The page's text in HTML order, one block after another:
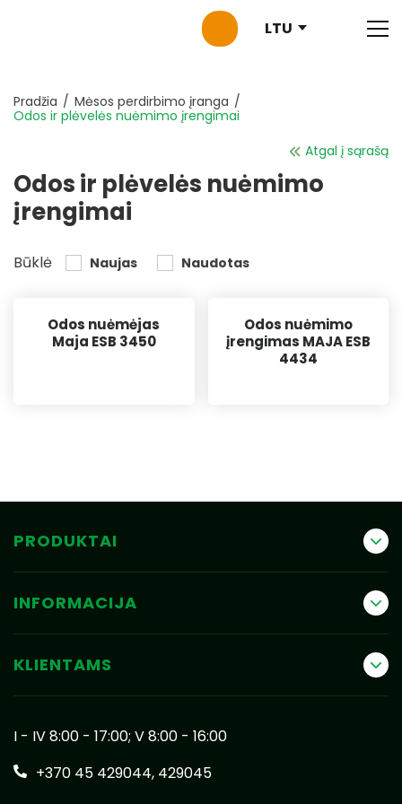
LTU
Pradžia
Mėsos perdirbimo įranga
Odos ir plėvelės nuėmimo įrengimai
Atgal į sąrašą
Odos ir plėvelės nuėmimo
įrengimai
Būklė Naujas Naudotas
Odos nuėmėjas
Maja ESB 3450
Odos nuėmimo
įrengimas MAJA ESB
4434
PRODUKTAI
INFORMACIJA
KLIENTAMS
I - IV 8:00 - 17:00; V 8:00 - 16:00
+370 45 429044, 429045